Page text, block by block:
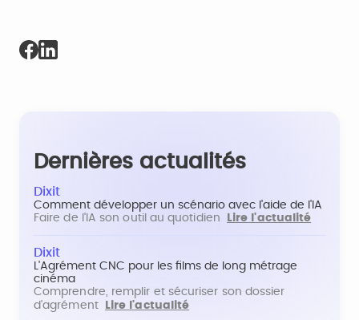
Dernières actualités
Dixit
Comment développer un scénario avec l'aide de l'IA
Faire de l'IA son outil au quotidien
Lire l'actualité
Dixit
L'Agrément CNC pour les films de long métrage
cinéma
Comprendre, remplir et sécuriser son dossier
d'agrément
Lire l'actualité